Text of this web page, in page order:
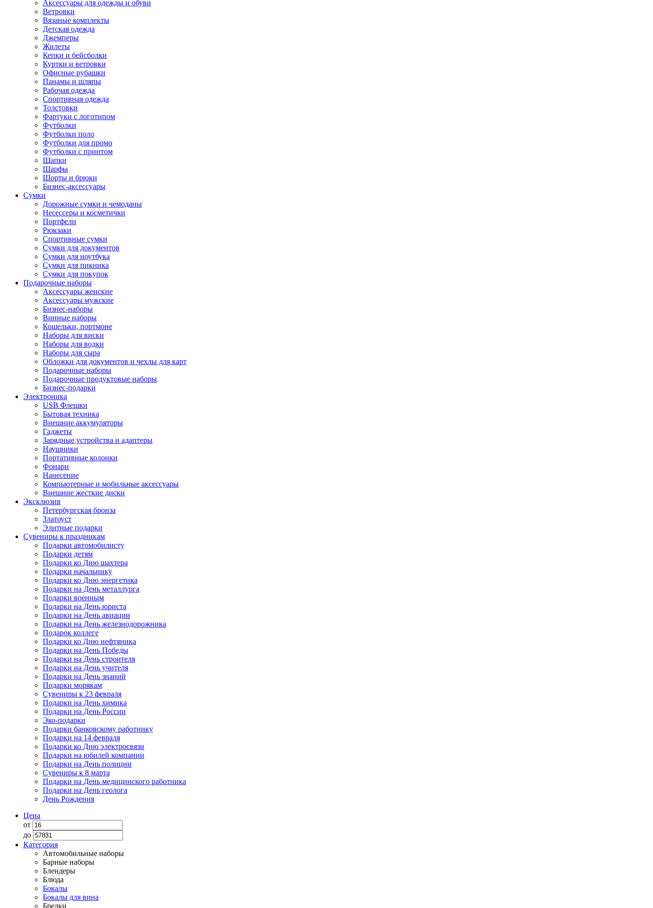
Аксессуары для одежды и обуви
Ветровки
Вязаные комплекты
Детская одежда
Джемперы
Жилеты
Кепки и бейсболки
Куртки и ветровки
Офисные рубашки
Панамы и шляпы
Рабочая одежда
Спортивная одежда
Толстовки
Фартуки с логотипом
Футболки
Футболки поло
Футболки для промо
Футболки с принтом
Шапки
Шарфы
Шорты и брюки
Бизнес-аксессуары
Сумки
Дорожные сумки и чемоданы
Несессеры и косметички
Портфели
Рюкзаки
Спортивные сумки
Сумки для документов
Сумки для ноутбука
Сумки для пикника
Сумки для покупок
Подарочные наборы
Аксессуары женские
Аксессуары мужские
Бизнес-наборы
Винные наборы
Кошельки, портмоне
Наборы для виски
Наборы для водки
Наборы для сыра
Обложки для документов и чехлы для карт
Подарочные наборы
Подарочные продуктовые наборы
Бизнес-подарки
Электроника
USB Флешки
Бытовая техника
Внешние аккумуляторы
Гаджеты
Зарядные устройства и адаптеры
Наушники
Портативные колонки
Фонари
Нанесение
Компьютерные и мобильные аксессуары
Внешние жесткие диски
Эксклюзив
Петербургская бронза
Златоуст
Элитные подарки
Сувениры к праздникам
Подарки автомобилисту
Подарки детям
Подарки ко Дню шахтера
Подарки начальнику
Подарки ко Дню энергетика
Подарки на День металлурга
Подарки военным
Подарки на День юриста
Подарки на День авиации
Подарки на День железнодорожника
Подарок коллеге
Подарки ко Дню нефтяника
Подарки на День Победы
Подарки на День строителя
Подарки на День учителя
Подарки на День знаний
Подарки морякам
Сувениры к 23 февраля
Подарки на День химика
Подарки на День России
Эко-подарки
Подарки банковскому работнику
Подарки на 14 февраля
Подарки ко Дню электросвязи
Подарки на юбилей компании
Подарки на День полиции
Сувениры к 8 марта
Подарки на День медицинского работника
Подарки на День геолога
День Рождения
Цена
от
до
Категория
Автомобильные наборы
Барные наборы
Блендеры
Блюда
Бокалы
Бокалы для вина
Брелки